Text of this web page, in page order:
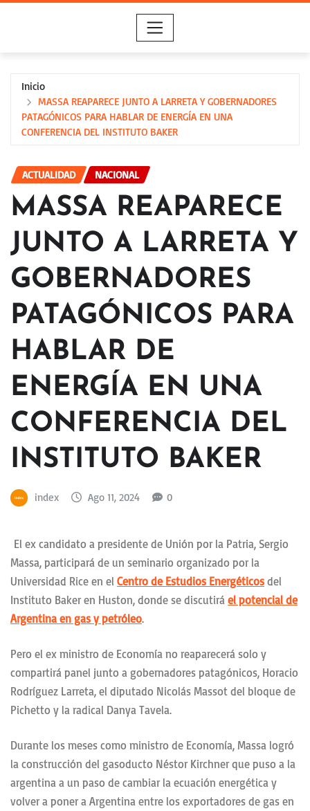
Inicio
MASSA REAPARECE JUNTO A LARRETA Y GOBERNADORES
PATAGÓNICOS PARA HABLAR DE ENERGÍA EN UNA
CONFERENCIA DEL INSTITUTO BAKER
ACTUALIDAD NACIONAL
MASSA REAPARECE
JUNTO A LARRETA Y
GOBERNADORES
PATAGÓNICOS PARA
HABLAR DE
ENERGÍA EN UNA
CONFERENCIA DEL
INSTITUTO BAKER
index Ago 11, 2024 0
El ex candidato a presidente de Unión por la Patria, Sergio
Massa, participará de un seminario organizado por la
Universidad Rice en el Centro de Estudios Energéticos del
Instituto Baker en Huston, donde se discutirá el potencial de
Argentina en gas y petróleo.
Pero el ex ministro de Economía no reaparecerá solo y
compartirá panel junto a gobernadores patagónicos, Horacio
Rodríguez Larreta, el diputado Nicolás Massot del bloque de
Pichetto y la radical Danya Tavela.
Durante los meses como ministro de Economía, Massa logró
la construcción del gasoducto Néstor Kirchner que puso a la
argentina a un paso de cambiar la ecuación energética y
volver a poner a Argentina entre los exportadores de gas en